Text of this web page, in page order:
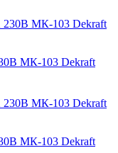
МК-103 Dekraft
МК-103 Dekraft